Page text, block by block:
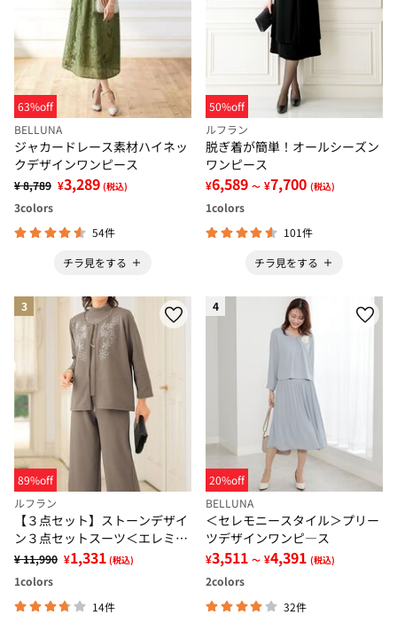
63%off
BELLUNA
ジャカードレース素材ハイネッ
クデザインワンピース
¥ 8,789 ¥3,289 (税込)
3colors
54件
チラ見をする
50%off
ルフラン
脱ぎ着が簡単！オールシーズン
ワンピース
¥6,589 ～ ¥7,700 (税込)
1colors
101件
チラ見をする
3
89%off
ルフラン
【３点セット】ストーンデザイ
ン３点セットスーツ＜エレミス
＞
¥ 11,990 ¥1,331 (税込)
1colors
14件
4
20%off
BELLUNA
＜セレモニースタイル＞プリー
ツデザインワンピ―ス
¥3,511 ～ ¥4,391 (税込)
2colors
32件